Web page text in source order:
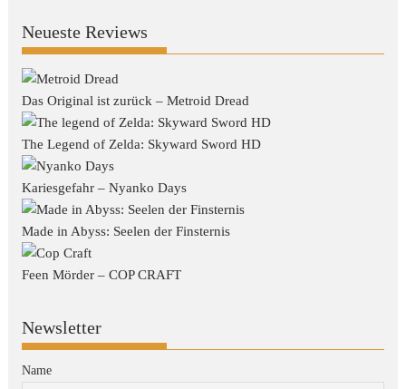
Neueste Reviews
Das Original ist zurück – Metroid Dread
The Legend of Zelda: Skyward Sword HD
Kariesgefahr – Nyanko Days
Made in Abyss: Seelen der Finsternis
Feen Mörder – COP CRAFT
Newsletter
Name